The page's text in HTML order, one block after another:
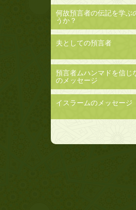
何故預言者の伝記を学ぶ
うか？
夫としての預言者
預言者ムハンマドを信じ
のメッセージ
イスラームのメッセージ